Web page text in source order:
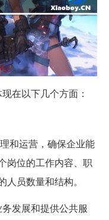
在以下几个方面：
和运营，确保企业能
岗位的工作内容、职
员数量和结构。
务发展和提供公共服